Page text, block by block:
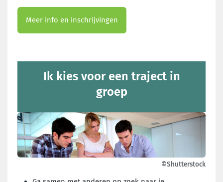
Meer info en inschrijvingen
Ik kies voor een traject in
groep
©Shutterstock